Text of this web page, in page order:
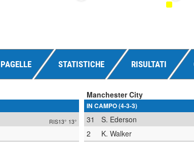
PAGELLE STATISTICHE RISULTATI
RIS13° 13°
Manchester City
IN CAMPO (4-3-3)
31
S. Ederson
2
K. Walker